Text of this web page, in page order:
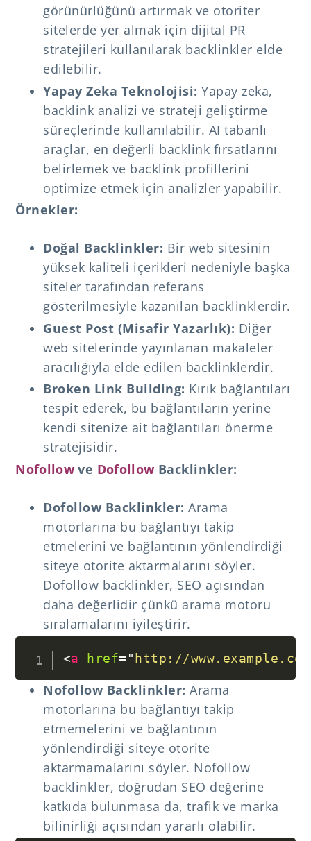
görünürlüğünü artırmak ve otoriter
sitelerde yer almak için dijital PR
stratejileri kullanılarak backlinkler elde
edilebilir.
Yapay Zeka Teknolojisi: Yapay zeka,
backlink analizi ve strateji geliştirme
süreçlerinde kullanılabilir. AI tabanlı
araçlar, en değerli backlink fırsatlarını
belirlemek ve backlink profillerini
optimize etmek için analizler yapabilir.
Örnekler:
Doğal Backlinkler: Bir web sitesinin
yüksek kaliteli içerikleri nedeniyle başka
siteler tarafından referans
gösterilmesiyle kazanılan backlinklerdir.
Guest Post (Misafir Yazarlık): Diğer
web sitelerinde yayınlanan makaleler
aracılığıyla elde edilen backlinklerdir.
Broken Link Building: Kırık bağlantıları
tespit ederek, bu bağlantıların yerine
kendi sitenize ait bağlantıları önerme
stratejisidir.
Nofollowve Dofollow Backlinkler:
Dofollow Backlinkler: Arama
motorlarına bu bağlantıyı takip
etmelerini ve bağlantının yönlendirdiği
siteye otorite aktarmalarını söyler.
Dofollow backlinkler, SEO açısından
daha değerlidir çünkü arama motoru
sıralamalarını iyileştirir.
<a href= "http://www.example.com
Nofollow Backlinkler: Arama
motorlarına bu bağlantıyı takip
etmemelerini ve bağlantının
yönlendirdiği siteye otorite
aktarmamalarını söyler. Nofollow
backlinkler, doğrudan SEO değerine
katkıda bulunmasa da, trafik ve marka
bilinirliği açısından yararlı olabilir.